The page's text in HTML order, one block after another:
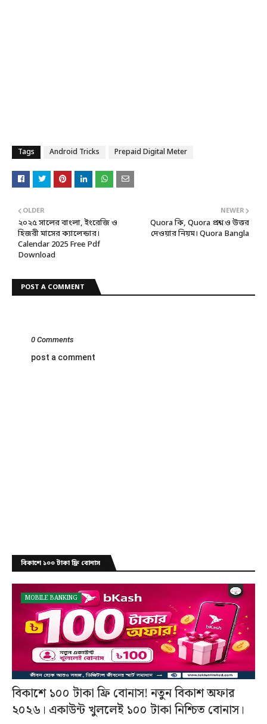
Tags Android Tricks Prepaid Digital Meter
NEWER
Quora কি, Quora প্রশ্ন ও উত্তর
দেওয়ার নিয়ম। Quora Bangla
OLDER
২০২৫ সালের বাংলা, ইংরেজি ও
হিজরী মাসের ক্যালেন্ডার।
Calendar 2025 Free Pdf
Download
POST A COMMENT
0 Comments
post a comment
বিকাশে ১০০ টাকা ফ্রি বোনাস
MOBILE BANKING
বিকাশে ১০০ টাকা ফ্রি বোনাস! নতুন বিকাশ অফার
২০২৬। একাউন্ট খুললেই ১০০ টাকা নিশ্চিত বোনাস।